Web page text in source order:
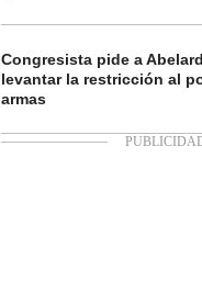
Congresista pide a
levantar la restricción al
armas